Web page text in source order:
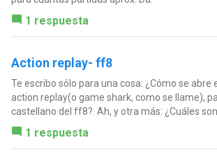
1 respuesta
Action replay- ff8
Te escribo sólo para una cosa: ¿Cómo se abre
action replay(o game shark, como se llame),
castellano del ff8?. Ah, y otra más: ¿Cuáles
1 respuesta